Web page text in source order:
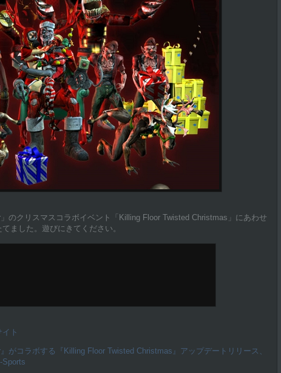
のクリスマスコラボイベント「Killing Floor Twisted Christmas」にあわせ
ました。遊びにきてください。
ト
がコラボする『Killing Floor Twisted Christmas』アップデートリリース、
Sports